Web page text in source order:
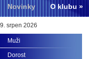
Novinky O klubu
9. srpen 2026
Muži
Dorost